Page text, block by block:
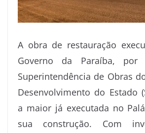
A obra de restauração
Governo da Paraíba,
Superintendência de Obras
Desenvolvimento do Estado
a maior já executada no
sua construção. Com